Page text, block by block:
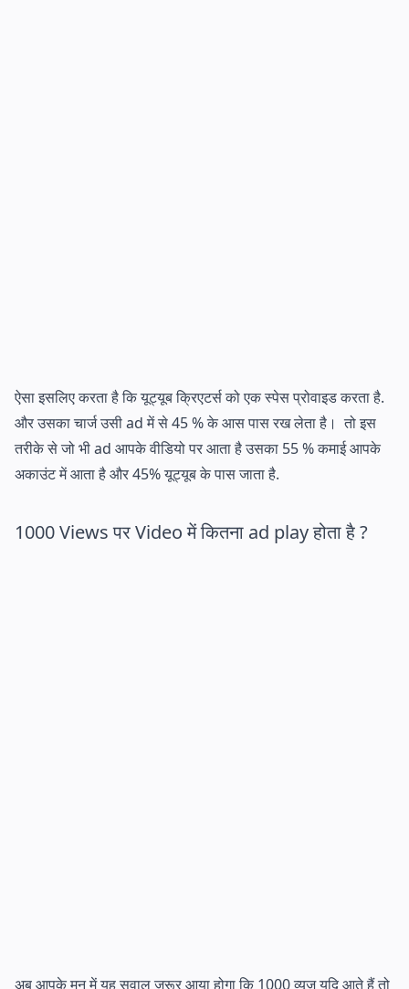
ऐसा इसलिए करता है कि यूट्यूब क्रिएटर्स को एक स्पेस प्रोवाइड करता है.
और उसका चार्ज उसी ad में से 45 % के आस पास रख लेता है। तो इस
तरीके से जो भी ad आपके वीडियो पर आता है उसका 55 % कमाई आपके
अकाउंट में आता है और 45% यूट्यूब के पास जाता है.
1000 Views पर Video में कितना ad play होता है ?
अब आपके मन में यह सवाल जरूर आया होगा कि 1000 व्यूज यदि आते हैं तो